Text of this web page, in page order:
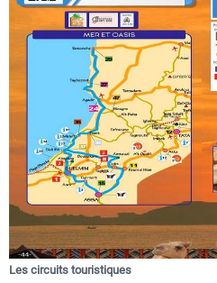
Les circuits touristiques